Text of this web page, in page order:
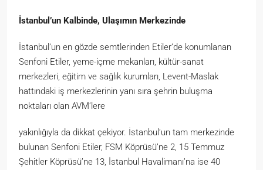
İstanbul’un Kalbinde, Ulaşımın Merkezinde
İstanbul’un en gözde semtlerinden Etiler’de konumlanan
Senfoni Etiler, yeme-içme mekanları, kültür-sanat
merkezleri, eğitim ve sağlık kurumları, Levent-Maslak
hattındaki iş merkezlerinin yanı sıra şehrin buluşma
noktaları olan AVM’lere
yakınlığıyla da dikkat çekiyor. İstanbul’un tam merkezinde
bulunan Senfoni Etiler, FSM Köprüsü’ne 2, 15 Temmuz
Şehitler Köprüsü’ne 13, İstanbul Havalimanı’na ise 40